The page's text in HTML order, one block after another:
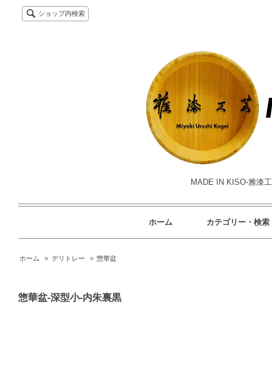
ショップ内検索
MADE IN KISO-雅漆
ホーム カテゴリー・検索
ホーム > デリトレー > 惣華盆
惣華盆-深型小-内朱裏黒